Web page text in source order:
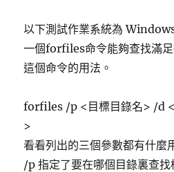
以下測試作業系統為
一個forfiles命令能夠查找滿
這個命令的用法。
forfiles /p <目標目錄名> /d
>
看看列出的三個參數都有什麼
/p 指定了要在哪個目錄裏查找